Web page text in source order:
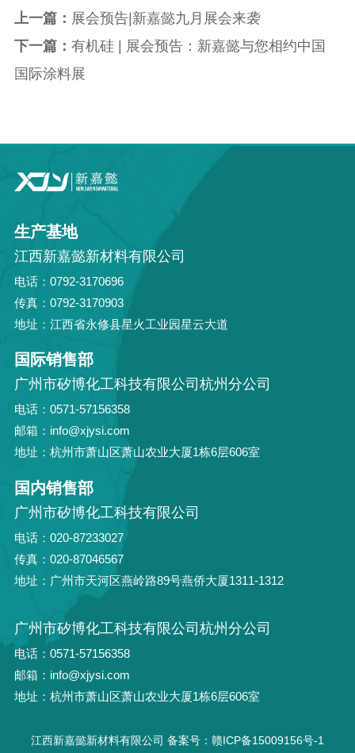
上一篇： 展会预告|新嘉懿九月展会来袭
下一篇： 有机硅 | 展会预告：新嘉懿与您相约中国
国际涂料展
生产基地
江西新嘉懿新材料有限公司
电话：0792-3170696
传真：0792-3170903
地址：江西省永修县星火工业园星云大道
国际销售部
广州市矽博化工科技有限公司杭州分公司
电话：0571-57156358
邮箱：info@xjysi.com
地址：杭州市萧山区萧山农业大厦1栋6层606室
国内销售部
广州市矽博化工科技有限公司
电话：020-87233027
传真：020-87046567
地址：广州市天河区燕岭路89号燕侨大厦1311-1312
广州市矽博化工科技有限公司杭州分公司
电话：0571-57156358
邮箱：info@xjysi.com
地址：杭州市萧山区萧山农业大厦1栋6层606室
江西新嘉懿新材料有限公司 备案号：赣ICP备15009156号-1